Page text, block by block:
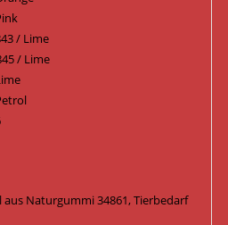
/ Lime
/ Lime
aus Naturgummi 34861, Tierbedarf